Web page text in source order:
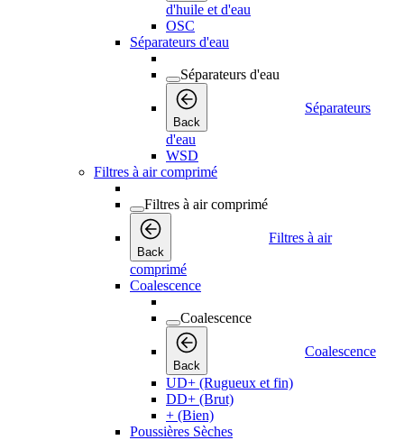
d'huile et d'eau
OSC
Séparateurs d'eau
Séparateurs d'eau
Back
Séparateurs
d'eau
WSD
Filtres à air comprimé
Filtres à air comprimé
Back
Filtres à air
comprimé
Coalescence
Coalescence
Back
Coalescence
UD+ (Rugueux et fin)
DD+ (Brut)
+ (Bien)
Poussières Sèches